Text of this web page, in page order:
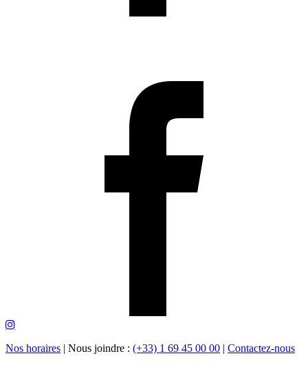
Nos horaires | Nous joindre : (+33) 1 69 45 00 00 | Contactez-nous